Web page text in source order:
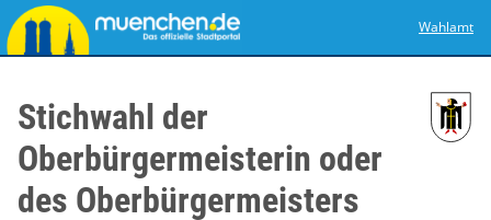
Wahlamt
Stichwahl der
Oberbürgermeisterin oder
des Oberbürgermeisters